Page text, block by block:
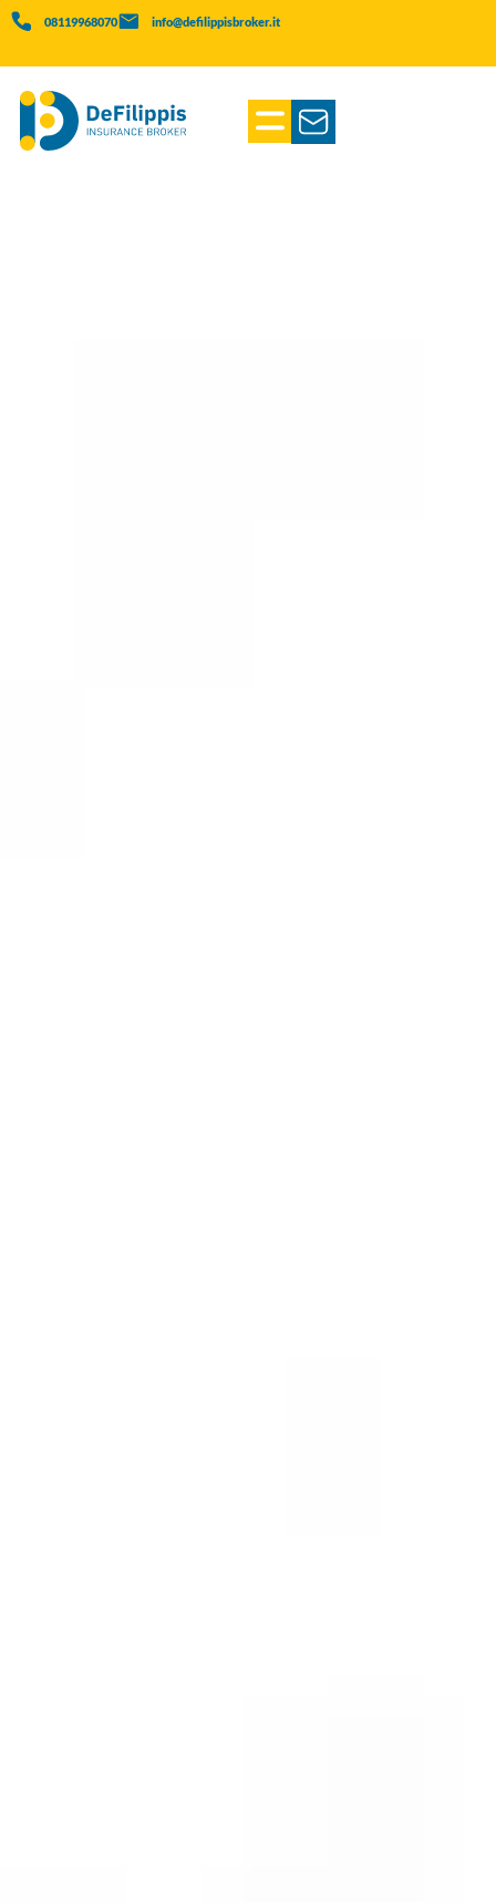
08119968070 info@defilippisbroker.it